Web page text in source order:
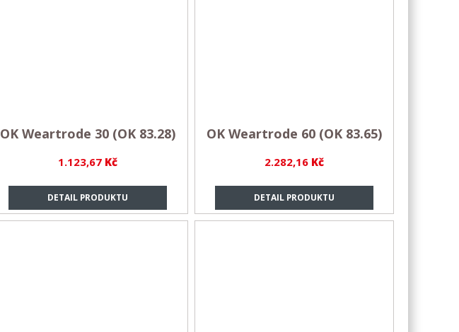
1.123,67 Kč
DETAIL PRODUKTU
OK Weartrode 30 (OK 83.28)
2.282,16 Kč
DETAIL PRODUKTU
OK Weartrode 60 (OK 83.65)